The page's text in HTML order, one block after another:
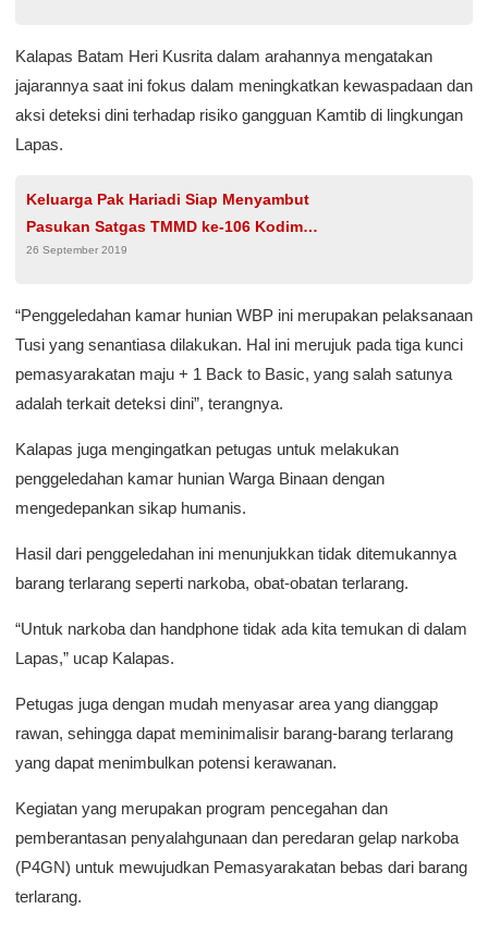
Kalapas Batam Heri Kusrita dalam arahannya mengatakan
jajarannya saat ini fokus dalam meningkatkan kewaspadaan dan
aksi deteksi dini terhadap risiko gangguan Kamtib di lingkungan
Lapas.
Keluarga Pak Hariadi Siap Menyambut
Pasukan Satgas TMMD ke-106 Kodim
0802/Ponorogo
26 September 2019
“Penggeledahan kamar hunian WBP ini merupakan pelaksanaan
Tusi yang senantiasa dilakukan. Hal ini merujuk pada tiga kunci
pemasyarakatan maju + 1 Back to Basic, yang salah satunya
adalah terkait deteksi dini”, terangnya.
Kalapas juga mengingatkan petugas untuk melakukan
penggeledahan kamar hunian Warga Binaan dengan
mengedepankan sikap humanis.
Hasil dari penggeledahan ini menunjukkan tidak ditemukannya
barang terlarang seperti narkoba, obat-obatan terlarang.
“Untuk narkoba dan handphone tidak ada kita temukan di dalam
Lapas,” ucap Kalapas.
Petugas juga dengan mudah menyasar area yang dianggap
rawan, sehingga dapat meminimalisir barang-barang terlarang
yang dapat menimbulkan potensi kerawanan.
Kegiatan yang merupakan program pencegahan dan
pemberantasan penyalahgunaan dan peredaran gelap narkoba
(P4GN) untuk mewujudkan Pemasyarakatan bebas dari barang
terlarang.